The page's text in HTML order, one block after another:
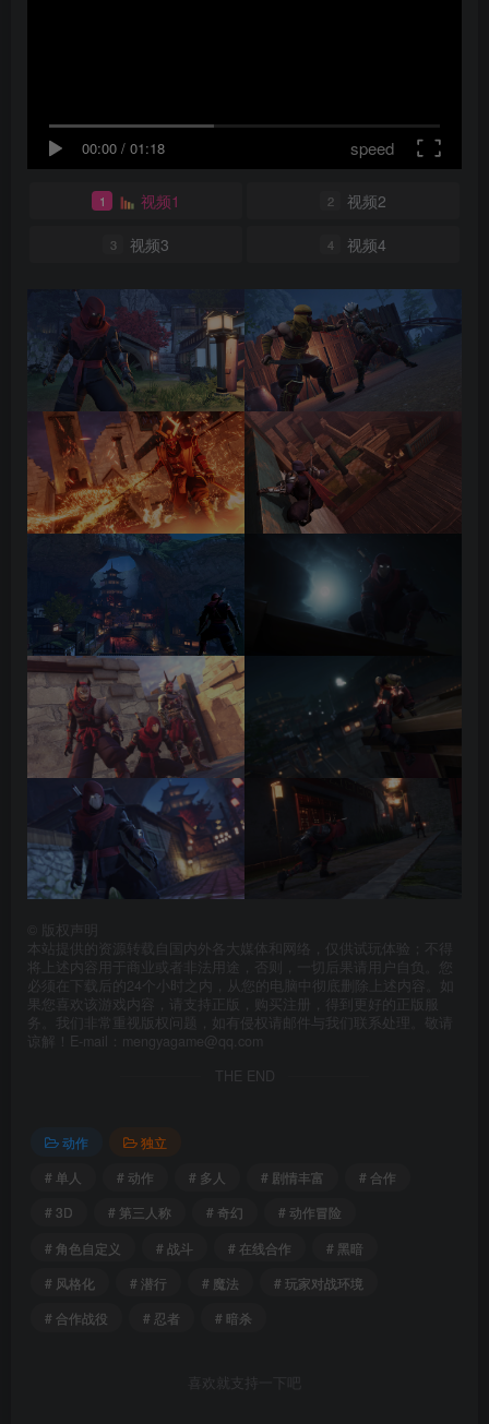
00:00 / 01:18 speed
1 视频1 2 视频2
3 视频3 4 视频4
版权声明
本站提供的资源转载自国内外各大媒体和网络，仅供试玩体验；不得
将上述内容用于商业或者非法用途，否则，一切后果请用户自负。您
必须在下载后的24个小时之内，从您的电脑中彻底删除上述内容。如
果您喜欢该游戏内容，请支持正版，购买注册，得到更好的正版服
务。我们非常重视版权问题，如有侵权请邮件与我们联系处理。敬请
谅解！E-mail：mengyagame@qq.com
THE END
动作
独立
# 单人
# 动作 # 多人 # 剧情丰富
# 合作
# 3D
# 第三人称 # 奇幻
# 动作冒险
# 角色自定义
# 战斗 # 在线合作
# 黑暗
# 风格化
# 潜行 # 魔法
# 玩家对战环境
# 合作战役
# 忍者 # 暗杀
喜欢就支持一下吧